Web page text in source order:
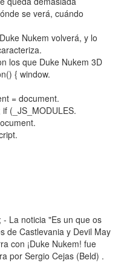
se verá, cuándo
Nukem volverá, y lo
los que Duke Nukem 3D
{ window.
= document.
(_JS_MODULES.
La noticia "Es un que os
de Castlevania y Devil May
con ¡Duke Nukem! fue
por Sergio Cejas (Beld) .